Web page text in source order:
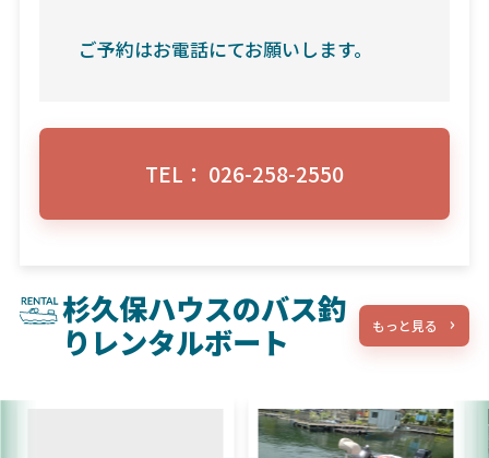
ご予約はお電話にてお願いします。
TEL： 026-258-2550
杉久保ハウスのバス釣
りレンタルボート
もっと見る